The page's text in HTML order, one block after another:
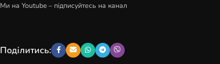
Ми на Youtube – підписуйтесь на канал
Поділитись: